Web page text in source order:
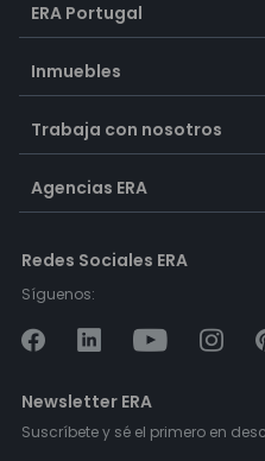
ERA Portugal
Inmuebles
Trabaja con nosotros
Agencias ERA
Redes Sociales ERA
Síguenos:
Newsletter ERA
Suscríbete y sé el primero en